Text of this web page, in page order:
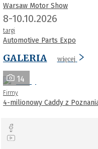
Warsaw Motor Show
8-10.10.2026
targi
Automotive Parts Expo
GALERIA więcej
14
Firmy
4-milionowy Caddy z